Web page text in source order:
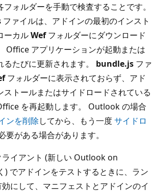
フォルダーを手動で検査することです。
ファイルは、アドインの最初のインスト
ーカルWefフォルダーにダウンロード
Office アプリケーションが起動または
るたびに更新されます。 bundle.js ファ
フォルダーに表示されておらず、アド
ストールまたはサイドロードされている
を再起動します。 Outlook の場合
ンを削除してから、もう一度サイドロ
要がある場合があります。
ライアント (新しい Outlook on
でアドインをテストするときに、ラン
にして、マニフェストとアドインのイ